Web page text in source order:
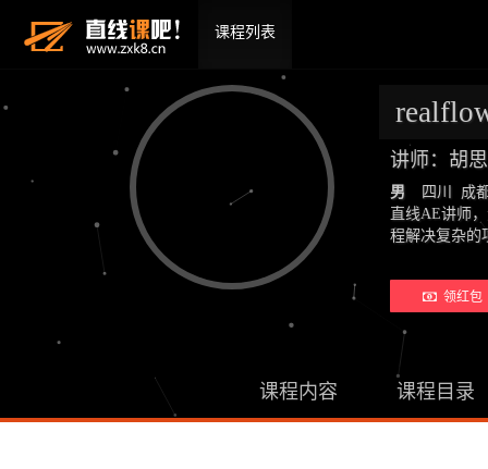
课程列表
讲师：胡
男
四川 成
直线AE讲师
程解决复杂
领红包
课程内容 课程目录